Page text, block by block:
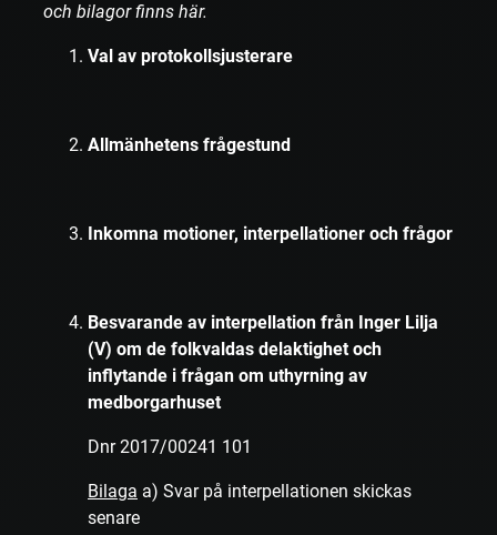
och bilagor finns här.
Val av protokollsjusterare
Allmänhetens frågestund
Inkomna motioner, interpellationer och frågor
Besvarande av interpellation från Inger Lilja
(V) om de folkvaldas delaktighet och
inflytande i frågan om uthyrning av
medborgarhuset
Dnr 2017/00241 101
Bilaga a) Svar på interpellationen skickas
senare